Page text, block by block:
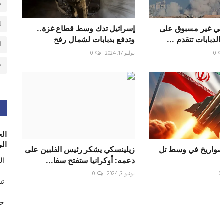
غير مسبوق على
تتقدم ...
0
إسرائيل تدك وسط قطاع غزة..
وتدفع بدبابات لشمال رفح
يوليو 17, 2024 0
في وسط تل
زيلينسكي يشكر رئيس الفلبين على
دعمه: أوكرانيا ستفتح سفا...
يونيو 3, 2024 0